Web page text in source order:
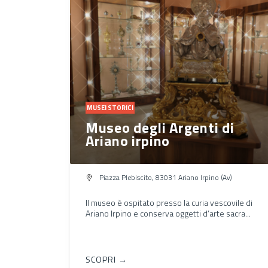
MUSEI STORICI
Museo degli Argenti di
Ariano irpino
Piazza Plebiscito, 83031 Ariano Irpino (Av)
Il museo è ospitato presso la curia vescovile di
Ariano Irpino e conserva oggetti d’arte sacra...
SCOPRI →